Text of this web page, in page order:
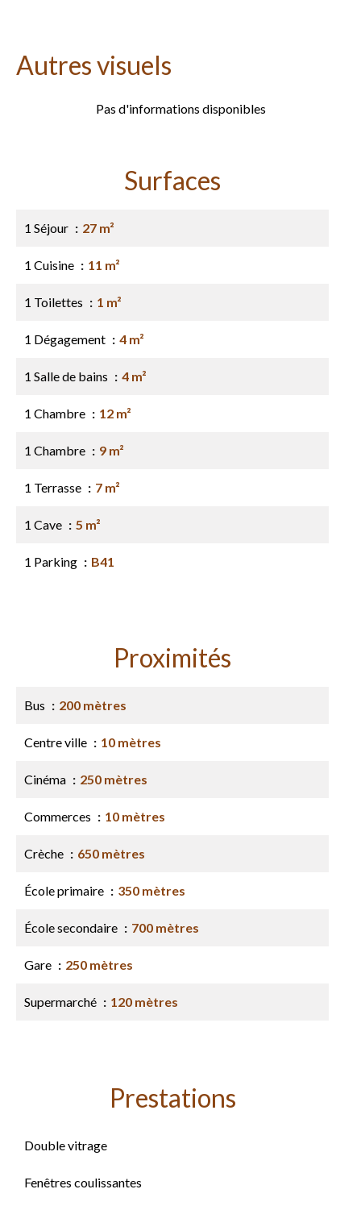
Autres visuels
Pas d'informations disponibles
Surfaces
1 Séjour 27 m²
1 Cuisine 11 m²
1 Toilettes 1 m²
1 Dégagement 4 m²
1 Salle de bains 4 m²
1 Chambre 12 m²
1 Chambre 9 m²
1 Terrasse 7 m²
1 Cave 5 m²
1 Parking B41
Proximités
Bus 200 mètres
Centre ville 10 mètres
Cinéma 250 mètres
Commerces 10 mètres
Crèche 650 mètres
École primaire 350 mètres
École secondaire 700 mètres
Gare 250 mètres
Supermarché 120 mètres
Prestations
Double vitrage
Fenêtres coulissantes